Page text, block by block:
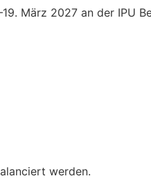
März 2027 an der IPU
werden.